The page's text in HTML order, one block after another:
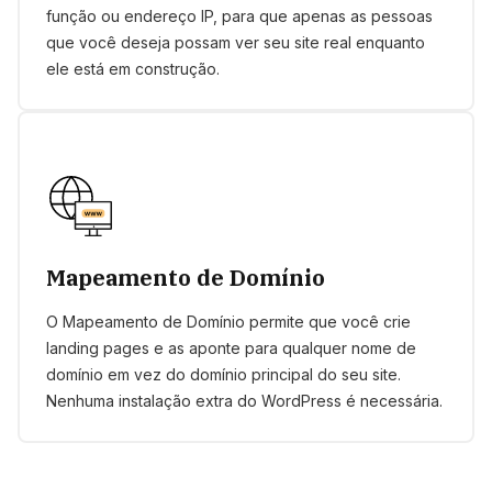
função ou endereço IP, para que apenas as pessoas
que você deseja possam ver seu site real enquanto
ele está em construção.
Mapeamento de Domínio
O Mapeamento de Domínio permite que você crie
landing pages e as aponte para qualquer nome de
domínio em vez do domínio principal do seu site.
Nenhuma instalação extra do WordPress é necessária.